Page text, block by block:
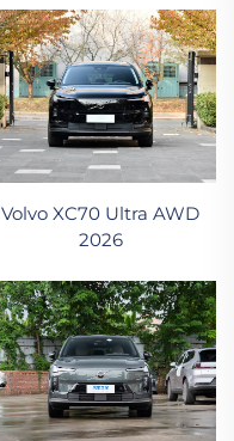
Volvo XC70 Ultra AWD
2026